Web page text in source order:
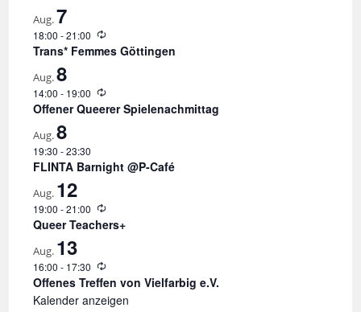
Aug.7
18:00 -21:00
W
i
e
h
n
g
Trans* Femmes Göttingen
Aug.8
14:00 - 19:00
W
i
e
h
u
n
g
Offener Queerer Spielenachmittag
Aug.8
19:30 -23:30
FLINTA Barnight @P-Café
Aug. 12
19:00 -21:00
W
i
e
h
o
Queer Teachers+
Aug. 13
16:00 - 17:30
W
i
e
d
Offenes Treffen von Vielfarbig e.V.
Kalender anzeigen